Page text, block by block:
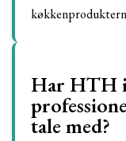
Har HTH
tale med?